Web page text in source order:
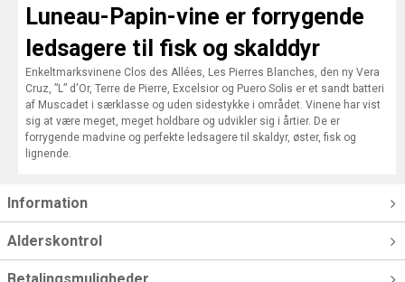
Luneau-Papin-vine er forrygende
ledsagere til fisk og skalddyr
Enkeltmarksvinene Clos des Allées, Les Pierres Blanches, den ny Vera
Cruz, ”L” d'Or, Terre de Pierre, Excelsior og Puero Solis er et sandt batteri
af Muscadet i særklasse og uden sidestykke i området. Vinene har vist
sig at være meget, meget holdbare og udvikler sig i årtier. De er
forrygende madvine og perfekte ledsagere til skaldyr, øster, fisk og
lignende.
Information
Alderskontrol